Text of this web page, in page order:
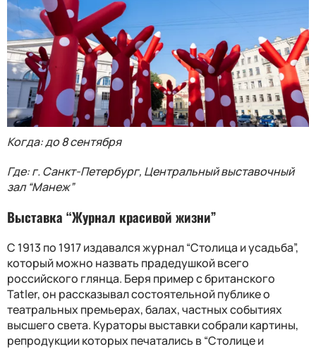
Когда: до 8 сентября
Где: г. Санкт-Петербург, Центральный выставочный
зал “Манеж”
Выставка “Журнал красивой жизни”
С 1913 по 1917 издавался журнал “Столица и усадьба”,
который можно назвать прадедушкой всего
российского глянца. Беря пример с британского
Tatler, он рассказывал состоятельной публике о
театральных премьерах, балах, частных событиях
высшего света. Кураторы выставки собрали картины,
репродукции которых печатались в “Столице и